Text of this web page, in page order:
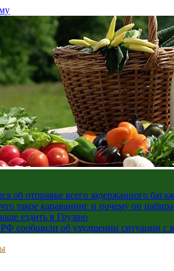
об отправке всего задержанного
такое караванинг и почему он
ездить в Грузию
сообщили об ухудшении ситуации с